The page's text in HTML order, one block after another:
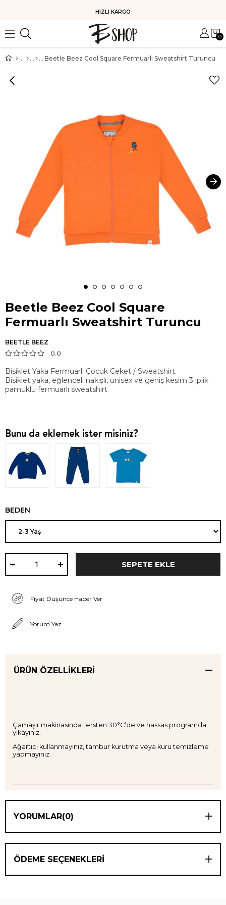
HIZLI KARGO
0
Beetle Beez Cool Square Fermuarlı Sweatshirt Turuncu
Beetle Beez Cool Square
Fermuarlı Sweatshirt Turuncu
BEETLE BEEZ
0.0
Bisiklet Yaka Fermuarlı Çocuk Ceket / Sweatshirt.
Bisiklet yaka, eğlenceli nakışlı, unisex ve geniş kesim 3 iplik
pamuklu fermuarlı sweatshirt
Bunu da eklemek ister misiniz?
BEDEN
Fiyat Düşünce Haber Ver
Yorum Yaz
ÜRÜN ÖZELLIKLERI
Çamaşır makinasında tersten 30°C’de ve hassas programda
yıkayınız.
Ağartıcı kullanmayınız, tambur kurutma veya kuru temizleme
yapmayınız.
YORUMLAR(0)
ÖDEME SEÇENEKLERI